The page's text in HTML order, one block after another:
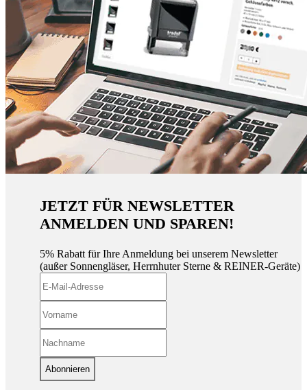
JETZT FÜR NEWSLETTER
ANMELDEN UND SPAREN!
5% Rabatt für Ihre Anmeldung bei unserem Newsletter
(außer Sonnengläser, Herrnhuter Sterne & REINER-Geräte)
Abonnieren